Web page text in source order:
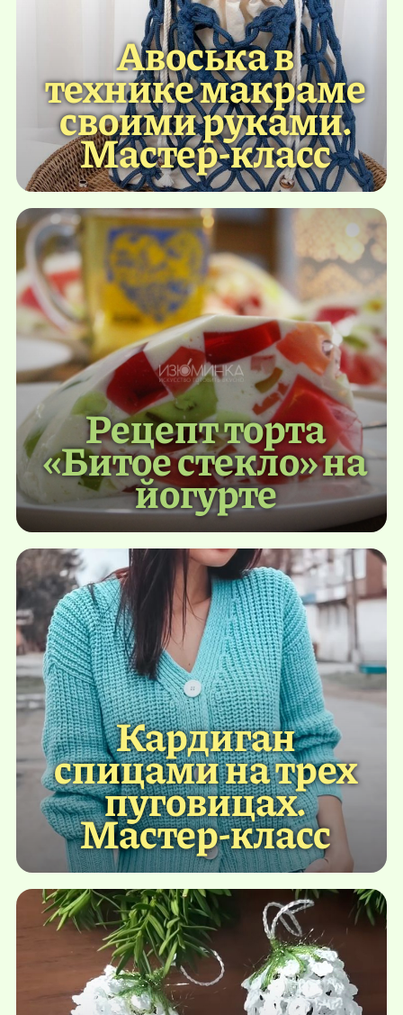
Авоська в
технике макраме
своими руками.
Мастер-класс
Рецепт торта
«Битое стекло» на
йогурте
Кардиган
спицами на трех
пуговицах.
Мастер-класс